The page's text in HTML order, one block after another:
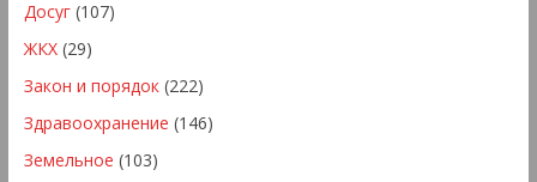
Досуг(107)
ЖКХ(29)
Закон и порядок(222)
Здравоохранение (146)
Земельное (103)